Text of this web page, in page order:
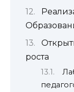
роста